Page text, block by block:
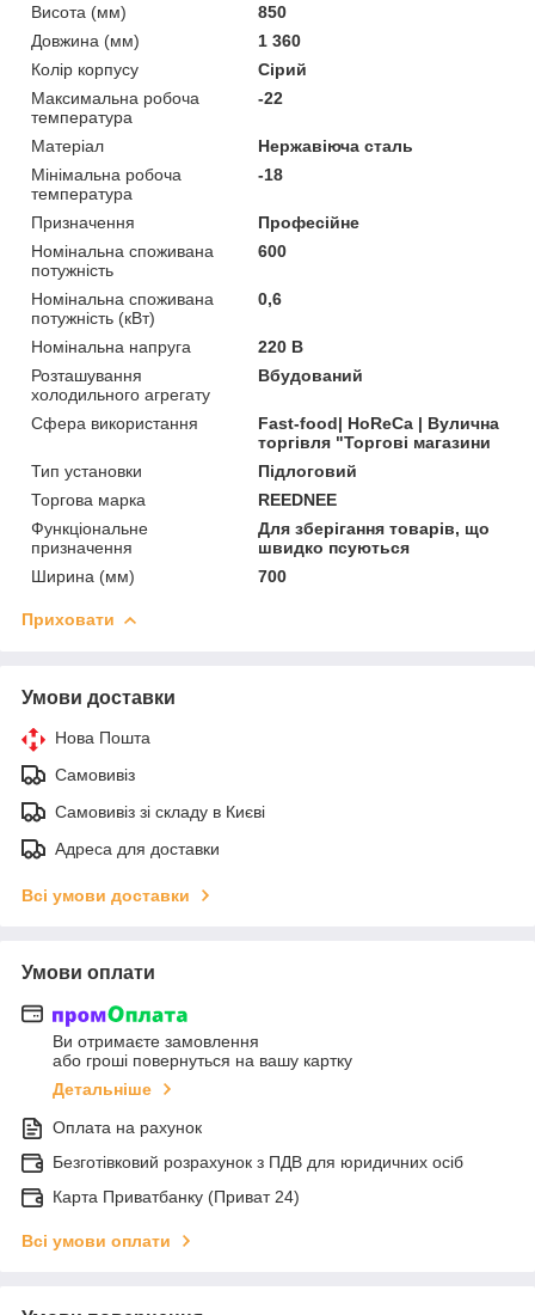
Висота (мм)
850
Довжина (мм)
1 360
Колір корпусу
Сірий
Максимальна робоча
температура
-22
Матеріал
Нержавіюча сталь
Мінімальна робоча
температура
-18
Призначення
Професійне
Номінальна споживана
потужність
600
Номінальна споживана
потужність (кВт)
0,6
Номінальна напруга
220 В
Розташування
холодильного агрегату
Вбудований
Сфера використання
Fast-food| HoReCa | Вулична
торгівля "Торгові магазини
Тип установки
Підлоговий
Торгова марка
REEDNEE
Функціональне
призначення
Для зберігання товарів, що
швидко псуються
Ширина (мм)
700
Приховати
Умови доставки
Нова Пошта
Самовивіз
Самовивіз зі складу в Києві
Адреса для доставки
Всі умови доставки
Умови оплати
Ви отримаєте замовлення
або гроші повернуться на вашу картку
Детальніше
Оплата на рахунок
Безготівковий розрахунок з ПДВ для юридичних осіб
Карта Приватбанку (Приват 24)
Всі умови оплати